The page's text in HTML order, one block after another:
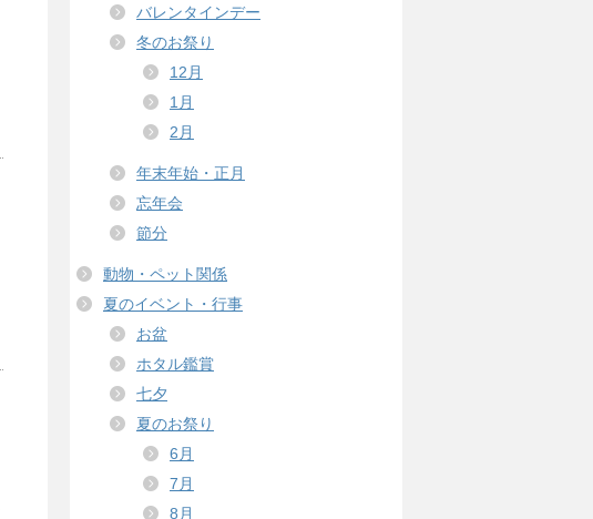
バレンタインデー
冬のお祭り
12月
1月
2月
年末年始・正月
忘年会
節分
動物・ペット関係
夏のイベント・行事
お盆
ホタル鑑賞
七夕
夏のお祭り
6月
7月
8月